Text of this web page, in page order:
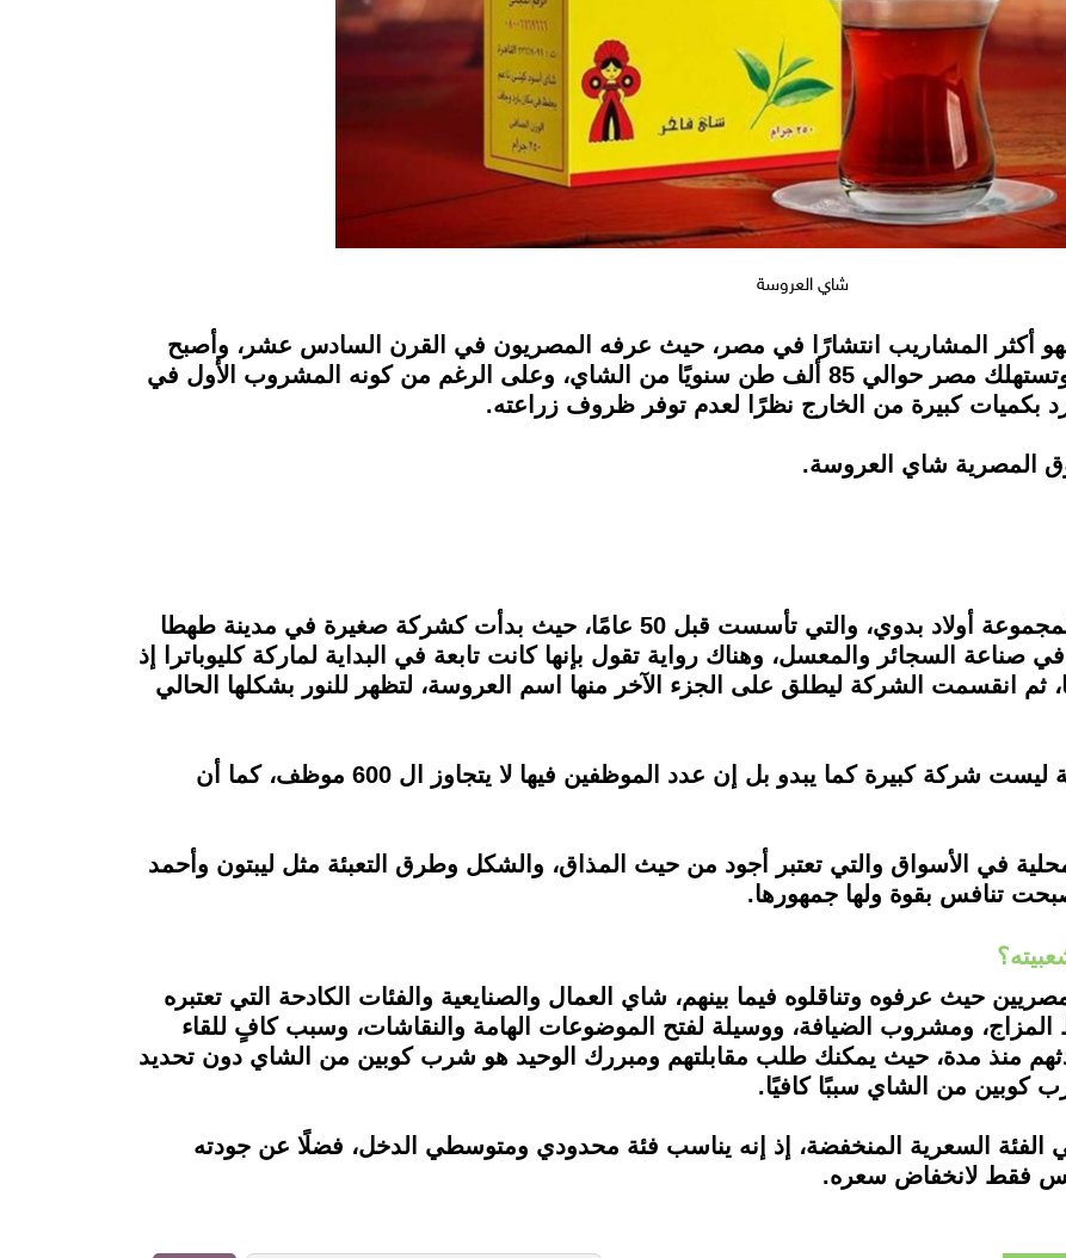
شاي العروسة
فهو أكثر المشاريب انتشارًا في مصر، حيث عرفه المصريون في القرن السادس عشر، وأصبح
أكثر انتشارًا أثناء الحرب العالمية الأولى، وتستهلك مصر حوالي 85 ألف طن سنويًا من الشاي، وعلى الرغم من كونه المشروب الأول في
بكميات كبيرة من الخارج نظرًا لعدم توفر ظروف زراعته.
المصرية شاي العروسة.
شاي العروسة هي علامة تجارية مملوكة لمجموعة أولاد بدوي، والتي تأسست قبل 50 عامًا، حيث بدأت كشركة صغيرة في مدينة طهطا
السجائر والمعسل، وهناك رواية تقول بإنها كانت تابعة في البداية لماركة كليوباترا إذ
ثم انقسمت الشركة ليطلق على الجزء الآخر منها اسم العروسة، لتظهر للنور بشكلها الحالي
وعكس ما يظن الكثيرين إن شاي العروسة ليست شركة كبيرة كما يبدو بل إن عدد الموظفين فيها لا يتجاوز ال 600 موظف، كما أن
في الأسواق والتي تعتبر أجود من حيث المذاق، والشكل وطرق التعبئة مثل ليبتون وأحمد
تنافس بقوة ولها جمهورها.
حيث عرفوه وتناقلوه فيما بينهم، شاي العمال والصنايعية والفئات الكادحة التي تعتبره
ومشروب الضيافة، ووسيلة لفتح الموضوعات الهامة والنقاشات، وسبب كافٍ للقاء
منذ مدة، حيث يمكنك طلب مقابلتهم ومبررك الوحيد هو شرب كوبين من الشاي دون تحديد
كوبين من الشاي سببًا كافيًا.
الفئة السعرية المنخفضة، إذ إنه يناسب فئة محدودي ومتوسطي الدخل، فضلًا عن جودته
فقط لانخفاض سعره.